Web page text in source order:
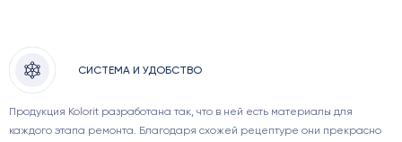
СИСТЕМА И УДОБСТВО
Продукция Kolorit разработана так, что в ней есть материалы для
каждого этапа ремонта. Благодаря схожей рецептуре они прекрасно